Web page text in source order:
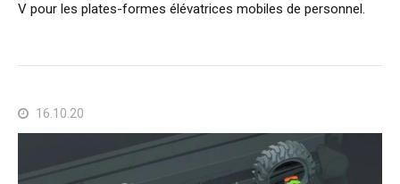
V pour les plates-formes élévatrices mobiles de personnel.
16.10.20